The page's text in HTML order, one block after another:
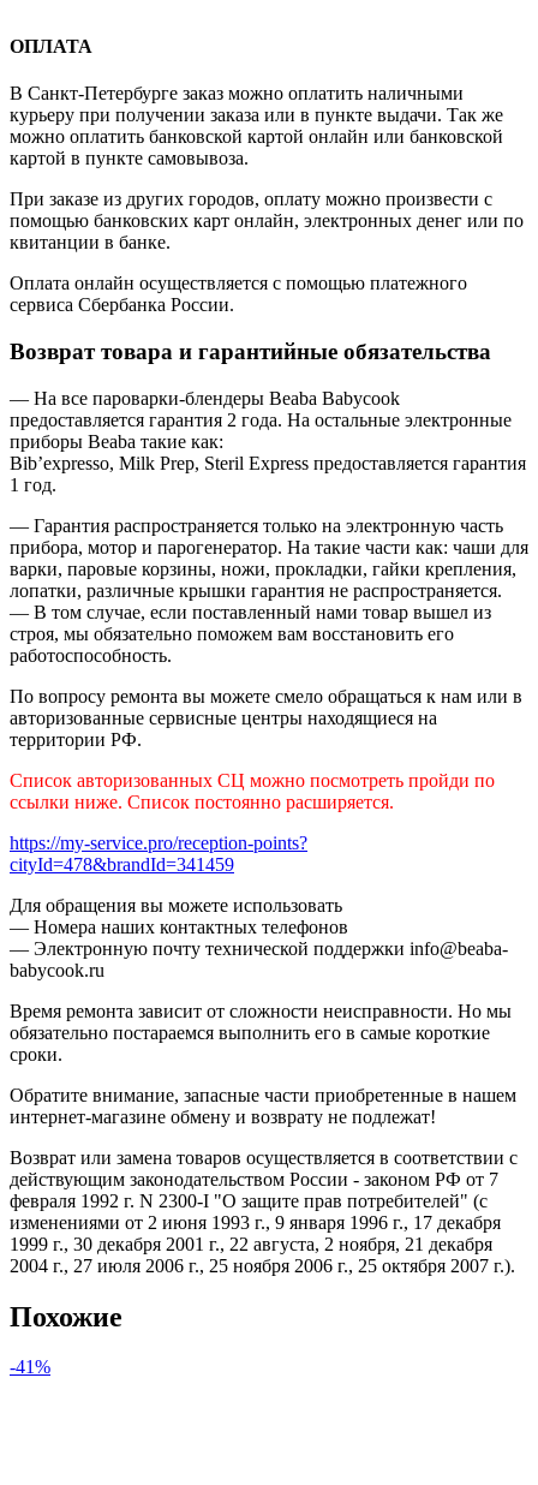
ОПЛАТА
В Санкт-Петербурге заказ можно оплатить наличными
курьеру при получении заказа или в пункте выдачи. Так же
можно оплатить банковской картой онлайн или банковской
картой в пункте самовывоза.
При заказе из других городов, оплату можно произвести с
помощью банковских карт онлайн, электронных денег или по
квитанции в банке.
Оплата онлайн осуществляется с помощью платежного
сервиса Сбербанка России.
Возврат товара и гарантийные обязательства
— На все пароварки-блендеры Beaba Babycook
предоставляется гарантия 2 года. На остальные электронные
приборы Beaba такие как:
Bib’expresso, Milk Prep, Steril Express предоставляется гарантия
1 год.
— Гарантия распространяется только на электронную часть
прибора, мотор и парогенератор. На такие части как: чаши для
варки, паровые корзины, ножи, прокладки, гайки крепления,
лопатки, различные крышки гарантия не распространяется.
— В том случае, если поставленный нами товар вышел из
строя, мы обязательно поможем вам восстановить его
работоспособность.
По вопросу ремонта вы можете смело обращаться к нам или в
авторизованные сервисные центры находящиеся на
территории РФ.
Список авторизованных СЦ можно посмотреть пройди по
ссылки ниже. Список постоянно расширяется.
https://my-service.pro/reception-points?
cityId=478&brandId=341459
Для обращения вы можете использовать
— Номера наших контактных телефонов
— Электронную почту технической поддержки info@beaba-
babycook.ru
Время ремонта зависит от сложности неисправности. Но мы
обязательно постараемся выполнить его в самые короткие
сроки.
Обратите внимание, запасные части приобретенные в нашем
интернет-магазине обмену и возврату не подлежат!
Возврат или замена товаров осуществляется в соответствии с
действующим законодательством России - законом РФ от 7
февраля 1992 г. N 2300-I "О защите прав потребителей" (с
изменениями от 2 июня 1993 г., 9 января 1996 г., 17 декабря
1999 г., 30 декабря 2001 г., 22 августа, 2 ноября, 21 декабря
2004 г., 27 июля 2006 г., 25 ноября 2006 г., 25 октября 2007 г.).
Похожие
-41%